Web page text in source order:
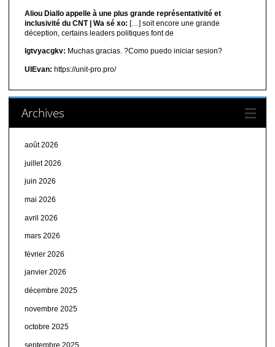
Aliou Diallo appelle à une plus grande représentativité et
inclusivité du CNT | Wa sé xo: […] soit encore une grande
déception, certains leaders politiques font de
lgtvyacgkv: Muchas gracias. ?Como puedo iniciar sesion?
UIEvan: https://unit-pro.pro/
Archives
août 2026
juillet 2026
juin 2026
mai 2026
avril 2026
mars 2026
février 2026
janvier 2026
décembre 2025
novembre 2025
octobre 2025
septembre 2025